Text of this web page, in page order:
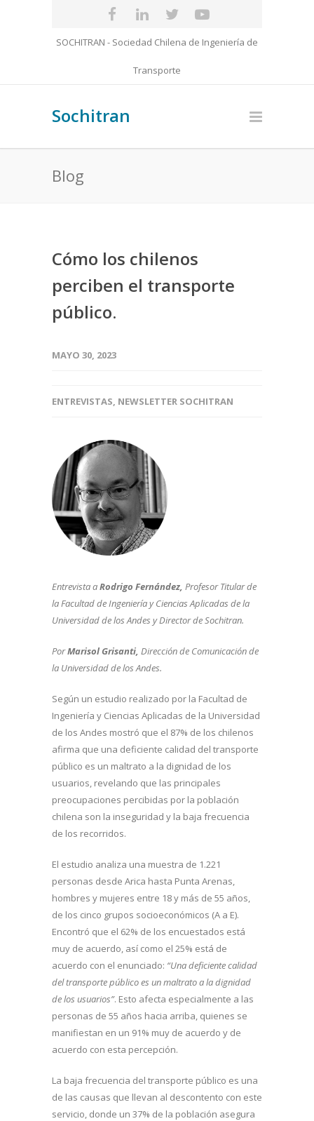
SOCHITRAN - Sociedad Chilena de Ingeniería de
Transporte
Sochitran
Blog
Cómo los chilenos
perciben el transporte
público.
MAYO 30, 2023
ENTREVISTAS, NEWSLETTER SOCHITRAN
Entrevista aRodrigo Fernández, Profesor Titular de
la Facultad de Ingeniería y Ciencias Aplicadas de la
Universidad de los Andes y Director de Sochitran.
PorMarisol Grisanti, Dirección de Comunicación de
la Universidad de los Andes.
Según un estudio realizado por la Facultad de
Ingeniería y Ciencias Aplicadas de la Universidad
de los Andes mostró que el 87% de los chilenos
afirma que una deficiente calidad del transporte
público es un maltrato a la dignidad de los
usuarios, revelando que las principales
preocupaciones percibidas por la población
chilena son la inseguridad y la baja frecuencia
de los recorridos.
El estudio analiza una muestra de 1.221
personas desde Arica hasta Punta Arenas,
hombres y mujeres entre 18 y más de 55 años,
de los cinco grupos socioeconómicos (A a E).
Encontró que el 62% de los encuestados está
muy de acuerdo, así como el 25% está de
acuerdo con el enunciado: “Una deficiente calidad
del transporte público es un maltrato a la dignidad
de los usuarios”. Esto afecta especialmente a las
personas de 55 años hacia arriba, quienes se
manifiestan en un 91% muy de acuerdo y de
acuerdo con esta percepción.
La baja frecuencia del transporte público es una
de las causas que llevan al descontento con este
servicio, donde un 37% de la población asegura